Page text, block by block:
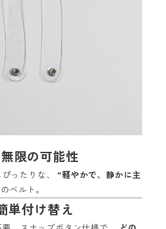
限の可能性
ったりな、 “軽やかで、静かに主
ベルト。
単付け替え